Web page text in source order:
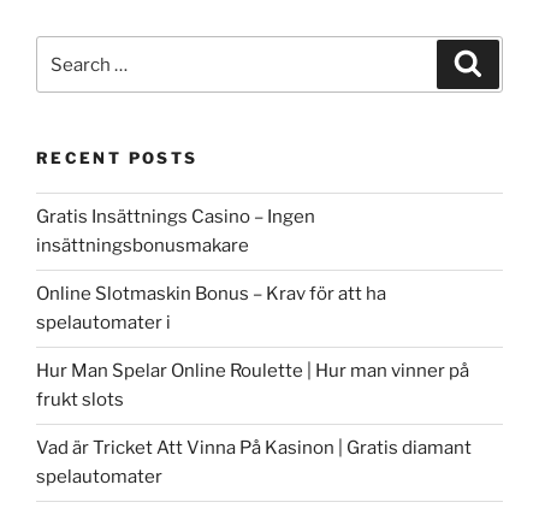
for:
RECENT POSTS
Gratis Insättnings Casino – Ingen
insättningsbonusmakare
Online Slotmaskin Bonus – Krav för att ha
spelautomater i
Hur Man Spelar Online Roulette | Hur man vinner på
frukt slots
Vad är Tricket Att Vinna På Kasinon | Gratis diamant
spelautomater